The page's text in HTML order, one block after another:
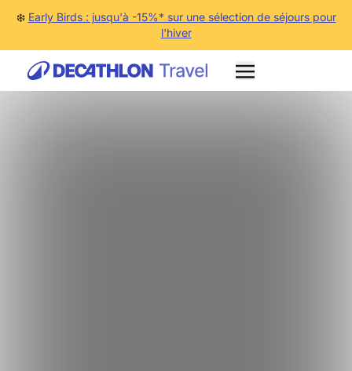
❄️ Early Birds : jusqu'à -15%* sur une sélection de séjours pour
l'hiver